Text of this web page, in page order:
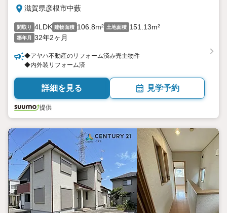
滋賀県彦根市中藪
間取り 4LDK 建物面積 106.8m² 土地面積 151.13m²
築年月 32年2ヶ月
◆アヤハ不動産のリフォーム済み売主物件
◆内外装リフォーム済
詳細を見る 見学予約
提供